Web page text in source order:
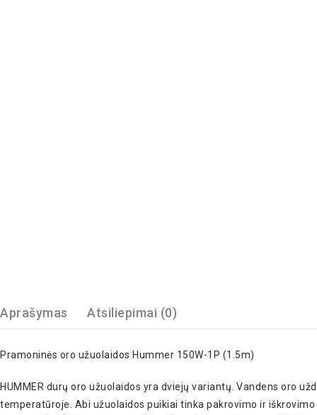
Aprašymas Atsiliepimai (0)
Pramoninės oro užuolaidos Hummer 150W-1P (1.5m)
HUMMER durų oro užuolaidos yra dviejų variantų. Vandens oro
temperatūroje. Abi užuolaidos puikiai tinka pakrovimo ir